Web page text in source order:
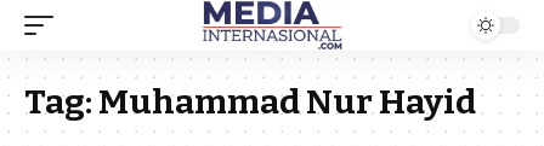
Tag:Muhammad Nur Hayid